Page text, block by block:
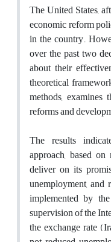
The United States,
economic reform
in the country.
over the past two
about their
theoretical
methods, examines
reforms and
The results
approach, based
deliver on its
unemployment,
implemented by
supervision of the
the exchange rate